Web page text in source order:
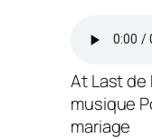
At Last de
musique
mariage